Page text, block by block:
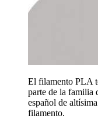
El filamento PLA
parte de la familia
español de
filamento.